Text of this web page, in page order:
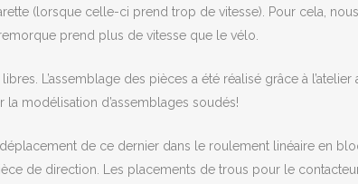
(lorsque celle-ci prend trop de vitesse). Pour cela,
prend plus de vitesse que le vélo.
L’assemblage des pièces a été réalisé grâce à l’atelier
modélisation d’assemblages soudés!
de ce dernier dans le roulement linéaire en
de direction. Les placements de trous pour le